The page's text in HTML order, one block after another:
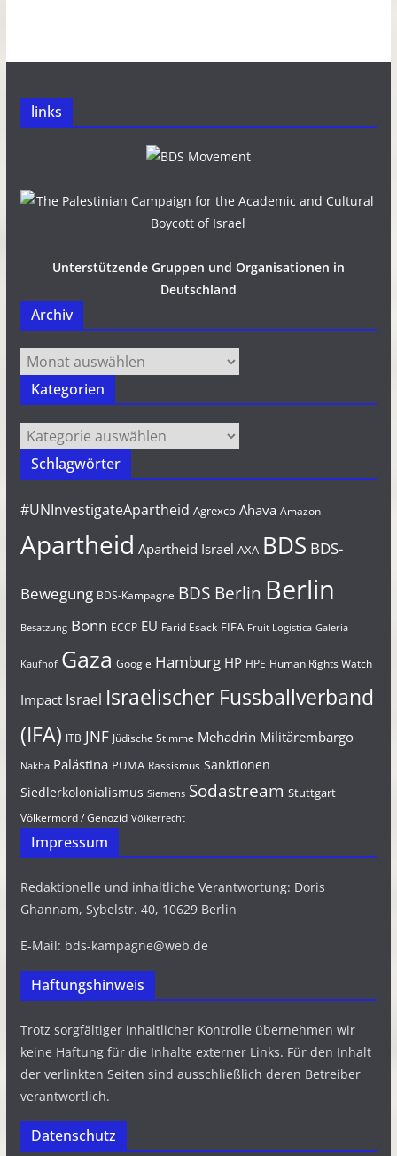
links
Unterstützende Gruppen und Organisationen in
Deutschland
Archiv
Archiv
Kategorien
Kategorien
Schlagwörter
#UNInvestigateApartheid Agrexco Ahava Amazon
Apartheid Apartheid Israel AXA BDS BDS-
Bewegung BDS-Kampagne BDS Berlin Berlin
Besatzung Bonn ECCP EU Farid Esack FIFA Fruit Logistica Galeria
Kaufhof Gaza Google Hamburg HP HPE Human Rights Watch
Impact Israel Israelischer Fussballverband
(IFA) ITB JNF Jüdische Stimme Mehadrin Militärembargo
Nakba Palästina PUMA Rassismus Sanktionen
Siedlerkolonialismus Siemens Sodastream Stuttgart
Völkermord / Genozid Völkerrecht
Impressum
Redaktionelle und inhaltliche Verantwortung: Doris
Ghannam, Sybelstr. 40, 10629 Berlin
E-Mail: bds-kampagne@web.de
Haftungshinweis
Trotz sorgfältiger inhaltlicher Kontrolle übernehmen wir
keine Haftung für die Inhalte externer Links. Für den Inhalt
der verlinkten Seiten sind ausschließlich deren Betreiber
verantwortlich.
Datenschutz